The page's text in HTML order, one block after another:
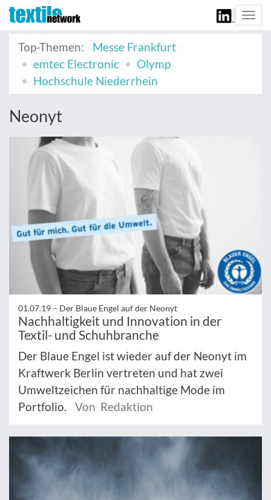
Top-Themen:
Messe Frankfurt
emtec Electronic
Olymp
Hochschule Niederrhein
Neonyt
01.07.19 – Der Blaue Engel auf der Neonyt
Nachhaltigkeit und Innovation in der
Textil- und Schuhbranche
Der Blaue Engel ist wieder auf der Neonyt im
Kraftwerk Berlin vertreten und hat zwei
Umweltzeichen für nachhaltige Mode im
Portfolio.
Von Redaktion